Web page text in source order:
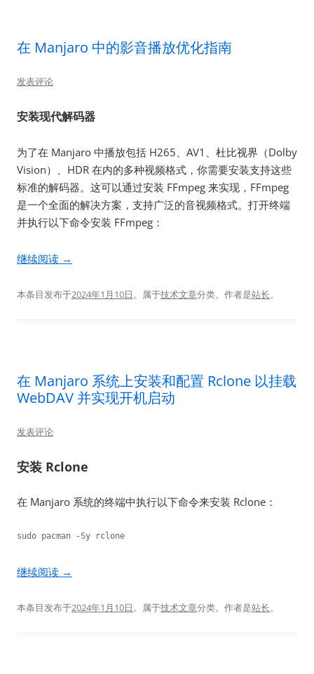
在 Manjaro 中的影音播放优化指南
发表评论
安装现代解码器
为了在 Manjaro 中播放包括 H265、AV1、杜比视界（Dolby
Vision）、HDR 在内的多种视频格式，你需要安装支持这些
标准的解码器。这可以通过安装 FFmpeg 来实现，FFmpeg
是一个全面的解决方案，支持广泛的音视频格式。打开终端
并执行以下命令安装 FFmpeg：
继续阅读 →
本条目发布于2024年1月10日。属于技术文章分类。 作者是站长。
在 Manjaro 系统上安装和配置 Rclone 以挂载
WebDAV 并实现开机启动
发表评论
安装 Rclone
在 Manjaro 系统的终端中执行以下命令来安装 Rclone：
sudo pacman -Sy rclone
继续阅读 →
本条目发布于2024年1月10日。属于技术文章分类。 作者是站长。